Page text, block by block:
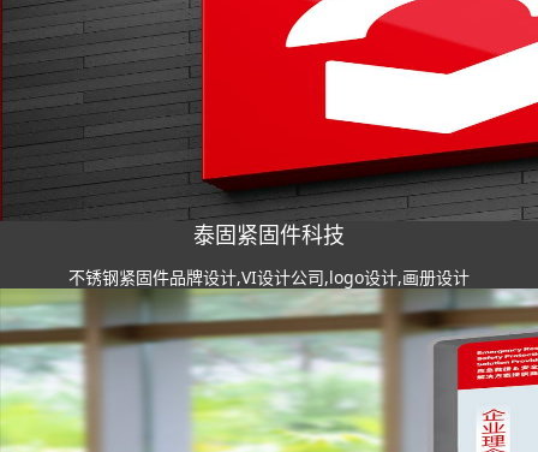
泰固紧固件科技
不锈钢紧固件品牌设计,VI设计公司,logo设计,画册设计